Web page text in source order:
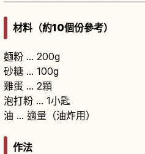
材料（約10個份參考）
麵粉 … 200g
砂糖 … 100g
雞蛋 … 2顆
泡打粉 … 1小匙
油 … 適量（油炸用）
作法